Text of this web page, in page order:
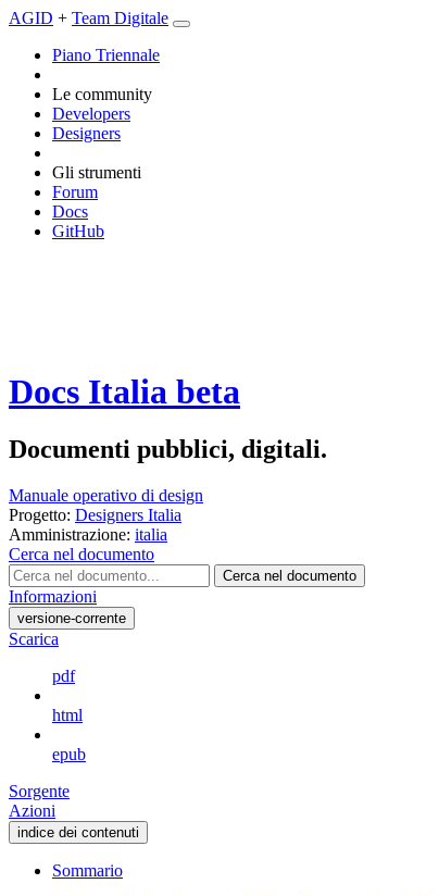
AGID + Team Digitale
Piano Triennale
Le community
Developers
Designers
Gli strumenti
Forum
Docs
GitHub
Docs Italia beta
Documenti pubblici, digitali.
Manuale operativo di design
Progetto: Designers Italia
Amministrazione: italia
Cerca nel documento
Cerca nel documento
Informazioni
versione-corrente
Scarica
pdf
html
epub
Sorgente
Azioni
indice dei contenuti
Sommario